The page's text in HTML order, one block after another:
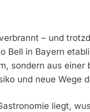
– und
Bell in Bayern
sondern aus
und neue Wege
liegt,